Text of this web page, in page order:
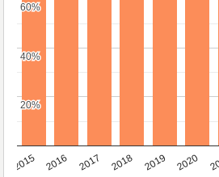
2015 2016 2017 2018 2019 2020
20%
20%
40%
40%
60%
60%